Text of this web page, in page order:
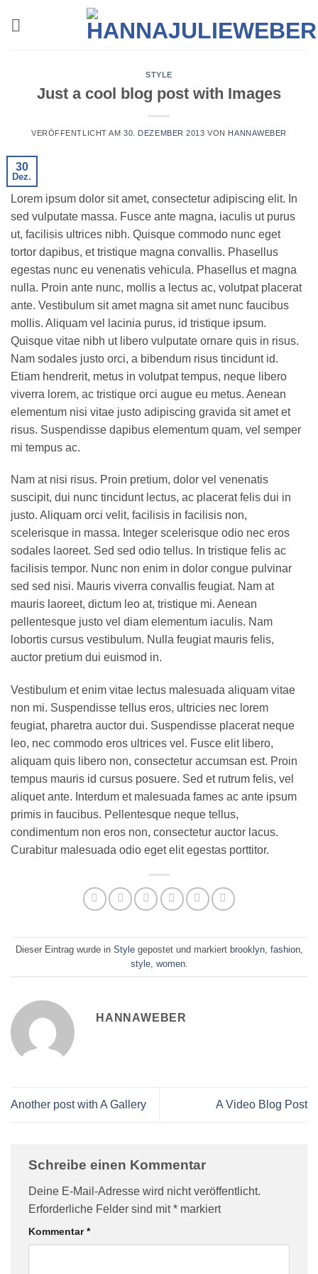
STYLE
Just a cool blog post with Images
VERÖFFENTLICHT AM30. DEZEMBER 2013 VON HANNAWEBER
30
Dez.
Lorem ipsum dolor sit amet, consectetur adipiscing elit. In
sed vulputate massa. Fusce ante magna, iaculis ut purus
ut, facilisis ultrices nibh. Quisque commodo nunc eget
tortor dapibus, et tristique magna convallis. Phasellus
egestas nunc eu venenatis vehicula. Phasellus et magna
nulla. Proin ante nunc, mollis a lectus ac, volutpat placerat
ante. Vestibulum sit amet magna sit amet nunc faucibus
mollis. Aliquam vel lacinia purus, id tristique ipsum.
Quisque vitae nibh ut libero vulputate ornare quis in risus.
Nam sodales justo orci, a bibendum risus tincidunt id.
Etiam hendrerit, metus in volutpat tempus, neque libero
viverra lorem, ac tristique orci augue eu metus. Aenean
elementum nisi vitae justo adipiscing gravida sit amet et
risus. Suspendisse dapibus elementum quam, vel semper
mi tempus ac.
Nam at nisi risus. Proin pretium, dolor vel venenatis
suscipit, dui nunc tincidunt lectus, ac placerat felis dui in
justo. Aliquam orci velit, facilisis in facilisis non,
scelerisque in massa. Integer scelerisque odio nec eros
sodales laoreet. Sed sed odio tellus. In tristique felis ac
facilisis tempor. Nunc non enim in dolor congue pulvinar
sed sed nisi. Mauris viverra convallis feugiat. Nam at
mauris laoreet, dictum leo at, tristique mi. Aenean
pellentesque justo vel diam elementum iaculis. Nam
lobortis cursus vestibulum. Nulla feugiat mauris felis,
auctor pretium dui euismod in.
Vestibulum et enim vitae lectus malesuada aliquam vitae
non mi. Suspendisse tellus eros, ultricies nec lorem
feugiat, pharetra auctor dui. Suspendisse placerat neque
leo, nec commodo eros ultrices vel. Fusce elit libero,
aliquam quis libero non, consectetur accumsan est. Proin
tempus mauris id cursus posuere. Sed et rutrum felis, vel
aliquet ante. Interdum et malesuada fames ac ante ipsum
primis in faucibus. Pellentesque neque tellus,
condimentum non eros non, consectetur auctor lacus.
Curabitur malesuada odio eget elit egestas porttitor.
Dieser Eintrag wurde in Stylegepostet und markiert brooklyn, fashion,
style, women.
HANNAWEBER
Another post with A Gallery A Video Blog Post
Schreibe einen Kommentar
Deine E-Mail-Adresse wird nicht veröffentlicht.
Erforderliche Felder sind mit* markiert
Kommentar*